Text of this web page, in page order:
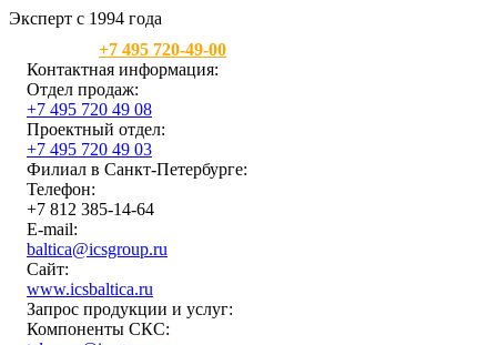
Эксперт с 1994 года
+7 495 720-49-00
Контактная информация:
Отдел продаж:
+7 495 720 49 08
Проектный отдел:
+7 495 720 49 03
Филиал в Санкт-Петербурге:
Телефон:
+7 812 385-14-64
E-mail:
baltica@icsgroup.ru
Сайт:
www.icsbaltica.ru
Запрос продукции и услуг:
Компоненты СКС: